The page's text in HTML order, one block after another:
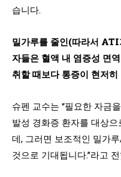
습니다.
밀가루를 줄인(따라서
자들은 혈액 내 염증성 면
취할 때보다 통증이 현저
슈펜 교수는 “필요한 자금
발성 경화증 환자를 대상
데, 그러면 보조적인 밀가
것으로 기대됩니다.”라고